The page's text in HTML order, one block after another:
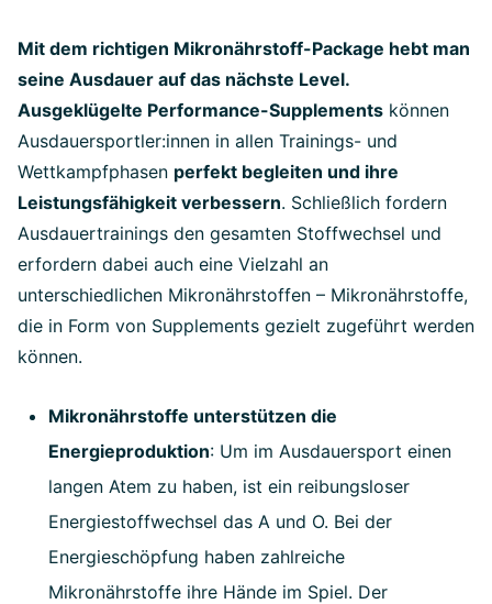
Mit dem richtigen Mikronährstoff-Package hebt man
seine Ausdauer auf das nächste Level.
Ausgeklügelte Performance-Supplements können
Ausdauersportler:innen in allen Trainings- und
Wettkampfphasen perfekt begleiten und ihre
Leistungsfähigkeit verbessern. Schließlich fordern
Ausdauertrainings den gesamten Stoffwechsel und
erfordern dabei auch eine Vielzahl an
unterschiedlichen Mikronährstoffen – Mikronährstoffe,
die in Form von Supplements gezielt zugeführt werden
können.
Mikronährstoffe unterstützen die
Energieproduktion: Um im Ausdauersport einen
langen Atem zu haben, ist ein reibungsloser
Energiestoffwechsel das A und O. Bei der
Energieschöpfung haben zahlreiche
Mikronährstoffe ihre Hände im Spiel. Der